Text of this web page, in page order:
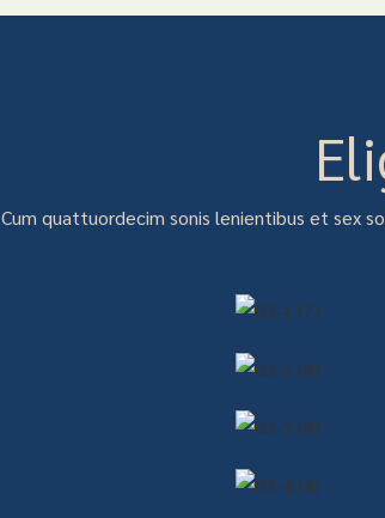
Cum quattuordecim sonis lenientibus et sex